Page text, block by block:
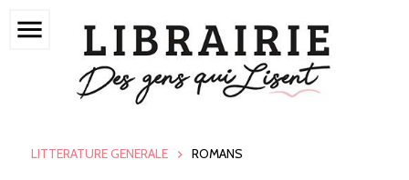
menu
LITTERATURE GENERALE ROMANS